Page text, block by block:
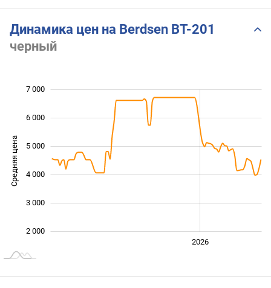
Динамика цен на Berdsen BT-201
черный
Средняя цена
2 000
3 000
4 000
5 000
6 000
7 000
2026